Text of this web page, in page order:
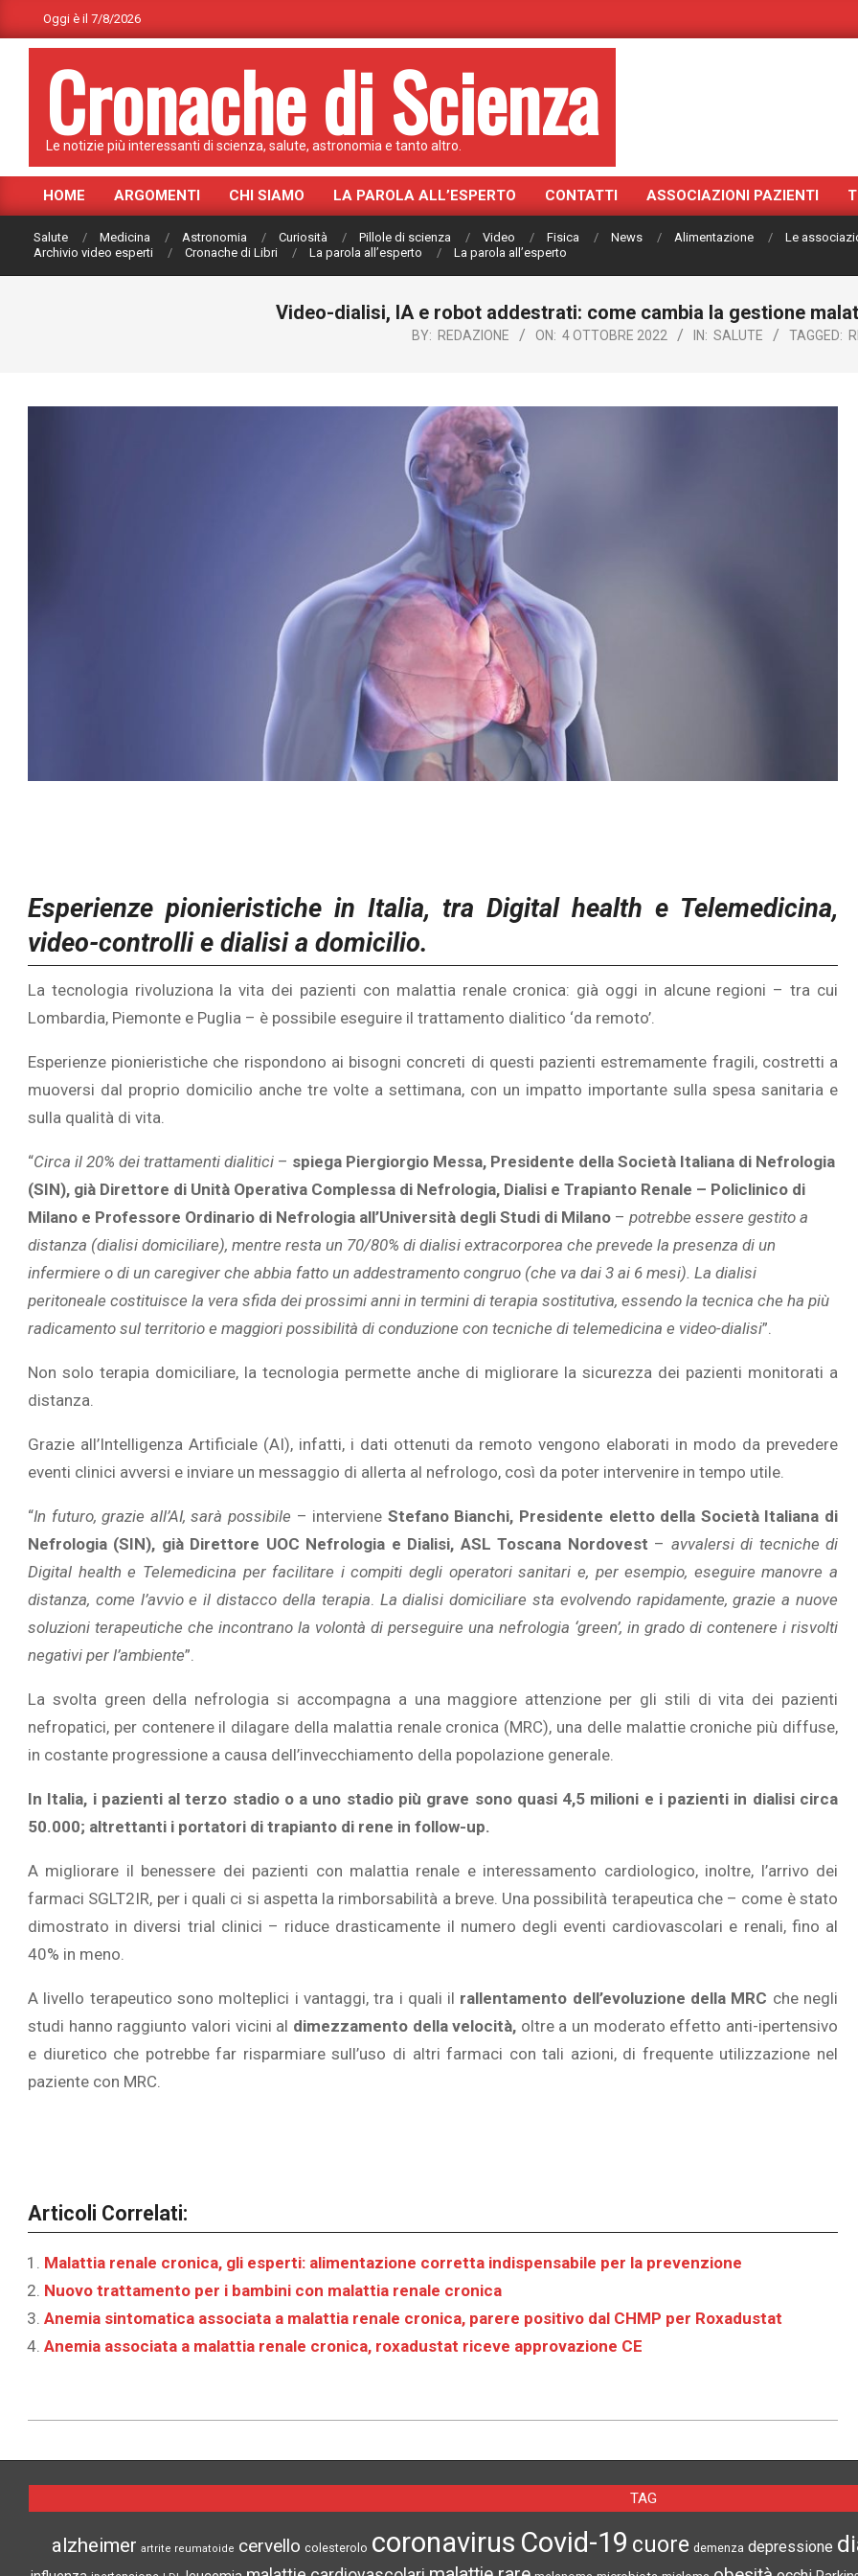
to
Oggi è il 7/8/2026
Cronache di Scienza
Le notizie più interessanti di scienza, salute, astronomia e tanto altro.
Primary
Navigation
Menu
HOME ARGOMENTI CHI SIAMO LA PAROLA ALL’ESPERTO CONTATTI ASSOCIAZIONI PAZIENTI
Salute Medicina Astronomia Curiosità Pillole di scienza Video Fisica News Alimentazione
Le
Archivio video esperti
Cronache di Libri La parola all’esperto La parola all’esperto
Video-dialisi, IA e robot addestrati: come cambia la gestione
BY: REDAZIONE ON: 4 OTTOBRE 2022 IN: SALUTE TAGGED:
Esperienze pionieristiche in Italia, tra Digital health e Telemedicina,
video-controlli e dialisi a domicilio.
La tecnologia rivoluziona la vita dei pazienti con malattia renale cronica: già oggi in alcune regioni – tra cui
Lombardia, Piemonte e Puglia – è possibile eseguire il trattamento dialitico ‘da remoto’.
Esperienze pionieristiche che rispondono ai bisogni concreti di questi pazienti estremamente fragili, costretti a
muoversi dal proprio domicilio anche tre volte a settimana, con un impatto importante sulla spesa sanitaria e
sulla qualità di vita.
“Circa il 20% dei trattamenti dialitici – spiega Piergiorgio Messa, Presidente della Società Italiana di Nefrologia
(SIN), già Direttore di Unità Operativa Complessa di Nefrologia, Dialisi e Trapianto Renale – Policlinico di
Milano e Professore Ordinario di Nefrologia all’Università degli Studi di Milano – potrebbe essere gestito a
distanza (dialisi domiciliare), mentre resta un 70/80% di dialisi extracorporea che prevede la presenza di un
infermiere o di un caregiver che abbia fatto un addestramento congruo (che va dai 3 ai 6 mesi). La dialisi
peritoneale costituisce la vera sfida dei prossimi anni in termini di terapia sostitutiva, essendo la tecnica che ha più
radicamento sul territorio e maggiori possibilità di conduzione con tecniche di telemedicina e video-dialisi”.
Non solo terapia domiciliare, la tecnologia permette anche di migliorare la sicurezza dei pazienti monitorati a
distanza.
Grazie all’Intelligenza Artificiale (AI), infatti, i dati ottenuti da remoto vengono elaborati in modo da prevedere
eventi clinici avversi e inviare un messaggio di allerta al nefrologo, così da poter intervenire in tempo utile.
“In futuro, grazie all’AI, sarà possibile – interviene Stefano Bianchi, Presidente eletto della Società Italiana di
Nefrologia (SIN), già Direttore UOC Nefrologia e Dialisi, ASL Toscana Nordovest – avvalersi di tecniche di
Digital health e Telemedicina per facilitare i compiti degli operatori sanitari e, per esempio, eseguire manovre a
distanza, come l’avvio e il distacco della terapia. La dialisi domiciliare sta evolvendo rapidamente, grazie a nuove
soluzioni terapeutiche che incontrano la volontà di perseguire una nefrologia ‘green’, in grado di contenere i risvolti
negativi per l’ambiente”.
La svolta green della nefrologia si accompagna a una maggiore attenzione per gli stili di vita dei pazienti
nefropatici, per contenere il dilagare della malattia renale cronica (MRC), una delle malattie croniche più diffuse,
in costante progressione a causa dell’invecchiamento della popolazione generale.
In Italia, i pazienti al terzo stadio o a uno stadio più grave sono quasi 4,5 milioni e i pazienti in dialisi circa
50.000; altrettanti i portatori di trapianto di rene in follow-up.
A migliorare il benessere dei pazienti con malattia renale e interessamento cardiologico, inoltre, l’arrivo dei
farmaci SGLT2IR, per i quali ci si aspetta la rimborsabilità a breve. Una possibilità terapeutica che – come è stato
dimostrato in diversi trial clinici – riduce drasticamente il numero degli eventi cardiovascolari e renali, fino al
40% in meno.
A livello terapeutico sono molteplici i vantaggi, tra i quali il rallentamento dell’evoluzione della MRC che negli
studi hanno raggiunto valori vicini al dimezzamento della velocità, oltre a un moderato effetto anti-ipertensivo
e diuretico che potrebbe far risparmiare sull’uso di altri farmaci con tali azioni, di frequente utilizzazione nel
paziente con MRC.
Articoli Correlati:
Malattia renale cronica, gli esperti: alimentazione corretta indispensabile per la prevenzione
Nuovo trattamento per i bambini con malattia renale cronica
Anemia sintomatica associata a malattia renale cronica, parere positivo dal CHMP per Roxadustat
Anemia associata a malattia renale cronica, roxadustat riceve approvazione CE
RIVELA LE MELODIE CHE LE
PERSONE IMMAGINANO
ASSENZA DI FIGLI IN ETÀ
ADULTA
TAG
alzheimer artrite reumatoide cervello colesterolo coronavirus Covid-19 cuore demenza depressione